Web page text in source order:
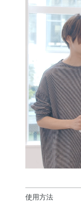
使用方法